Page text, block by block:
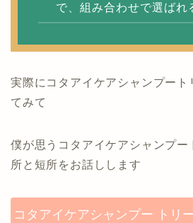
で、組み合わせで選ばれ
実際にコタアイケアシャンプート
てみて
僕が思うコタアイケアシャンプ
所と短所をお話しします
コタアイケアシャンプー トリ